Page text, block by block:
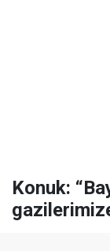
Konuk: